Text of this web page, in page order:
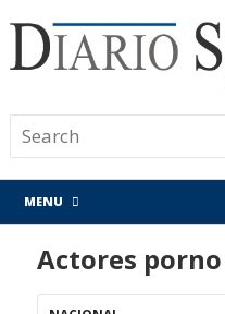
MENU
Actores